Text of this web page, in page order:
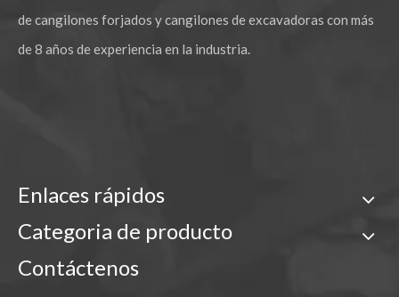
de cangilones forjados y cangilones de excavadoras con más
de 8 años de experiencia en la industria.
Enlaces rápidos
Categoria de producto
Contáctenos